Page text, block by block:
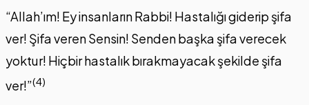
“Allah’ım! Ey insanların Rabbi! Hastalığı giderip şifa
ver! Şifa veren Sensin! Senden başka şifa verecek
yoktur! Hiçbir hastalık bırakmayacak şekilde şifa
ver!”(4)